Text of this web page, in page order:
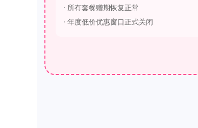
· 所有套餐赠期恢复正常
· 年度低价优惠窗口正式关闭